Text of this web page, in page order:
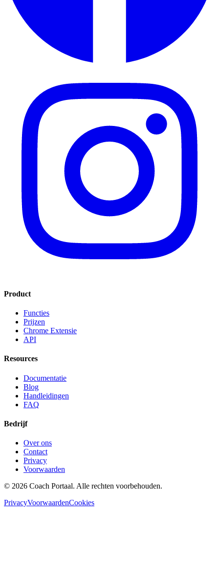
Product
Functies
Prijzen
Chrome Extensie
API
Resources
Documentatie
Blog
Handleidingen
FAQ
Bedrijf
Over ons
Contact
Privacy
Voorwaarden
© 2026 Coach Portaal. Alle rechten voorbehouden.
PrivacyVoorwaardenCookies